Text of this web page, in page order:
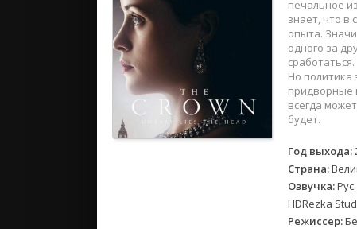
Испания
Германия
Корея
Канада
Индия
Франция
печальное
знает, что в
опыта.
одного за
сработаться.
Но политика
придворные
всегда
будет.
Год выхода:
Страна:
Озвучка:
HDRezka
Режиссер: